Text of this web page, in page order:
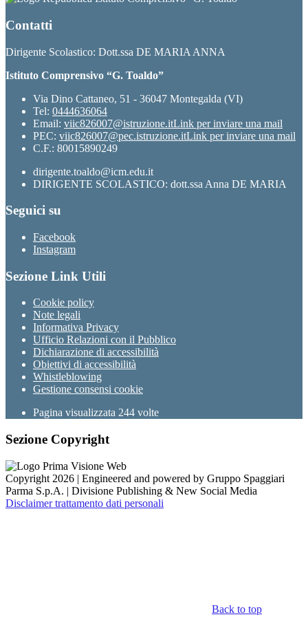
Contatti
Dirigente Scolastico: Dott.ssa DE MARIA ANNA
Istituto Comprensivo “G. Toaldo”
Via Dino Cattaneo, 51 - 36047 Montegalda (VI)
Tel: 0444636064
Email: viic826007@istruzione.itLink per inviare una mail
PEC: viic826007@pec.istruzione.itLink per inviare una mail
C.F.: 80015890249
dirigente.toaldo@icm.edu.it
DIRIGENTE SCOLASTICO: dott.ssa Anna DE MARIA
Seguici su
Facebook
Instagram
Sezione Link Utili
Cookie policy
Note legali
Informativa Privacy
Ufficio Relazioni con il Pubblico
Dichiarazione di accessibilità
Obiettivi di accessibilità
Whistleblowing
Gestione consensi cookie
Pagina visualizzata 244 volte
Sezione Copyright
Copyright 2026 | Engineered and powered by Gruppo Spaggiari
Parma S.p.A. | Divisione Publishing & New Social Media
Disclaimer trattamento dati personali
Back to top